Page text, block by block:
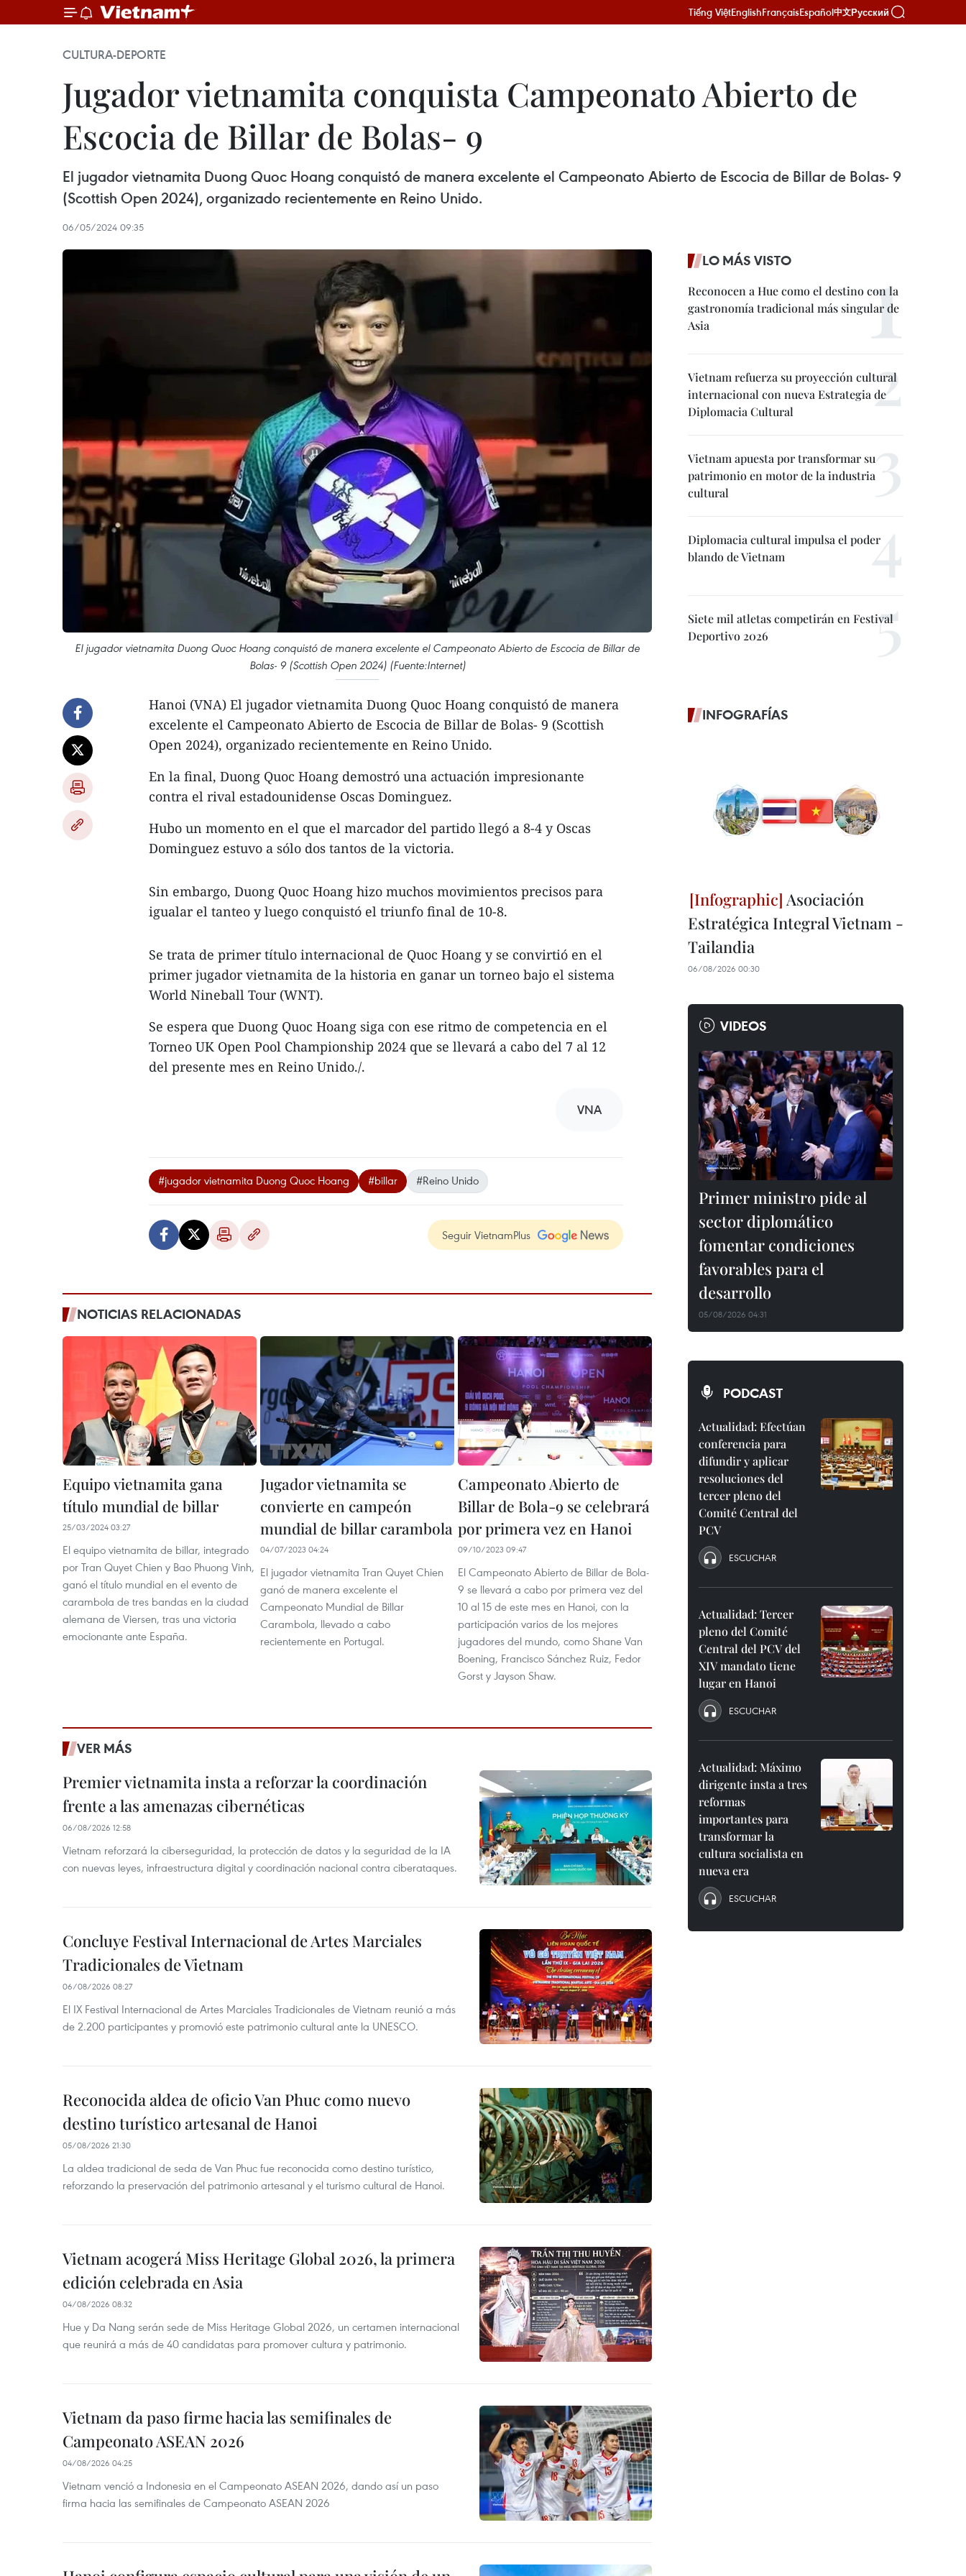
Tiếng ViệtEnglishFrançaisEspañol中文Русский
CULTURA-DEPORTE
Jugador vietnamita conquista Campeonato Abierto de
Escocia de Billar de Bolas- 9
El jugador vietnamita Duong Quoc Hoang conquistó de manera excelente el Campeonato Abierto de Escocia de Billar de Bolas- 9
(Scottish Open 2024), organizado recientemente en Reino Unido.
06/05/2024 09:35
El jugador vietnamita Duong Quoc Hoang conquistó de manera excelente el Campeonato Abierto de Escocia de Billar de
Bolas- 9 (Scottish Open 2024) (Fuente:Internet)
Hanoi (VNA) El jugador vietnamita Duong Quoc Hoang conquistó de manera
excelente el Campeonato Abierto de Escocia de Billar de Bolas- 9 (Scottish
Open 2024), organizado recientemente en Reino Unido.
En la final, Duong Quoc Hoang demostró una actuación impresionante
contra el rival estadounidense Oscas Dominguez.
Hubo un momento en el que el marcador del partido llegó a 8-4 y Oscas
Dominguez estuvo a sólo dos tantos de la victoria.
Sin embargo, Duong Quoc Hoang hizo muchos movimientos precisos para
igualar el tanteo y luego conquistó el triunfo final de 10-8.
Se trata de primer título internacional de Quoc Hoang y se convirtió en el
primer jugador vietnamita de la historia en ganar un torneo bajo el sistema
World Nineball Tour (WNT).
Se espera que Duong Quoc Hoang siga con ese ritmo de competencia en el
Torneo UK Open Pool Championship 2024 que se llevará a cabo del 7 al 12
del presente mes en Reino Unido./.
VNA
#jugador vietnamita Duong Quoc Hoang #billar #Reino Unido
Seguir VietnamPlus
NOTICIAS RELACIONADAS
Equipo vietnamita gana
título mundial de billar
25/03/2024 03:27
El equipo vietnamita de billar, integrado
por Tran Quyet Chien y Bao Phuong Vinh,
ganó el título mundial en el evento de
carambola de tres bandas en la ciudad
alemana de Viersen, tras una victoria
emocionante ante España.
Jugador vietnamita se
convierte en campeón
mundial de billar carambola
04/07/2023 04:24
El jugador vietnamita Tran Quyet Chien
ganó de manera excelente el
Campeonato Mundial de Billar
Carambola, llevado a cabo
recientemente en Portugal.
Campeonato Abierto de
Billar de Bola-9 se celebrará
por primera vez en Hanoi
09/10/2023 09:47
El Campeonato Abierto de Billar de Bola-
9 se llevará a cabo por primera vez del
10 al 15 de este mes en Hanoi, con la
participación varios de los mejores
jugadores del mundo, como Shane Van
Boening, Francisco Sánchez Ruiz, Fedor
Gorst y Jayson Shaw.
VER MÁS
Premier vietnamita insta a reforzar la coordinación
frente a las amenazas cibernéticas
06/08/2026 12:58
Vietnam reforzará la ciberseguridad, la protección de datos y la seguridad de la IA
con nuevas leyes, infraestructura digital y coordinación nacional contra ciberataques.
Concluye Festival Internacional de Artes Marciales
Tradicionales de Vietnam
06/08/2026 08:27
El IX Festival Internacional de Artes Marciales Tradicionales de Vietnam reunió a más
de 2.200 participantes y promovió este patrimonio cultural ante la UNESCO.
Reconocida aldea de oficio Van Phuc como nuevo
destino turístico artesanal de Hanoi
05/08/2026 21:30
La aldea tradicional de seda de Van Phuc fue reconocida como destino turístico,
reforzando la preservación del patrimonio artesanal y el turismo cultural de Hanoi.
Vietnam acogerá Miss Heritage Global 2026, la primera
edición celebrada en Asia
04/08/2026 08:32
Hue y Da Nang serán sede de Miss Heritage Global 2026, un certamen internacional
que reunirá a más de 40 candidatas para promover cultura y patrimonio.
Vietnam da paso firme hacia las semifinales de
Campeonato ASEAN 2026
04/08/2026 04:25
Vietnam venció a Indonesia en el Campeonato ASEAN 2026, dando así un paso
firma hacia las semifinales de Campeonato ASEAN 2026
LO MÁS VISTO
Reconocen a Hue como el destino con la
gastronomía tradicional más singular de
Asia
Vietnam refuerza su proyección cultural
internacional con nueva Estrategia de
Diplomacia Cultural
Vietnam apuesta por transformar su
patrimonio en motor de la industria
cultural
Diplomacia cultural impulsa el poder
blando de Vietnam
Siete mil atletas competirán en Festival
Deportivo 2026
INFOGRAFÍAS
Asociación
Estratégica Integral Vietnam -
Tailandia
06/08/2026 00:30
VIDEOS
Primer ministro pide al
sector diplomático
fomentar condiciones
favorables para el
desarrollo
05/08/2026 04:31
PODCAST
Actualidad: Efectúan
conferencia para
difundir y aplicar
resoluciones del
tercer pleno del
Comité Central del
PCV
ESCUCHAR
Actualidad: Tercer
pleno del Comité
Central del PCV del
XIV mandato tiene
lugar en Hanoi
ESCUCHAR
Actualidad: Máximo
dirigente insta a tres
reformas
importantes para
transformar la
cultura socialista en
nueva era
ESCUCHAR